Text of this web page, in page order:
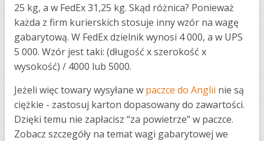
25 kg, a w FedEx 31,25 kg. Skąd różnica? Ponieważ
każda z firm kurierskich stosuje inny wzór na wagę
gabarytową. W FedEx dzielnik wynosi 4 000, a w UPS
5 000. Wzór jest taki: (długość x szerokość x
wysokość) / 4000 lub 5000.
Jeżeli więc towary wysyłane w paczce do Anglii nie są
ciężkie - zastosuj karton dopasowany do zawartości.
Dzięki temu nie zapłacisz “za powietrze” w paczce.
Zobacz szczegóły na temat wagi gabarytowej we